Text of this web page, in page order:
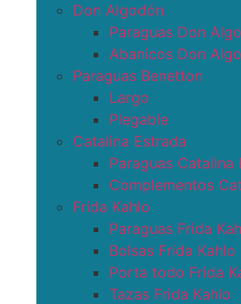
Don Algodón
Paraguas Don
Abanicos Don
Paraguas Benetton
Largo
Plegable
Catalina Estrada
Paraguas Catalina
Complementos
Frida Kahlo
Paraguas Frida
Bolsas Frida Kahlo
Porta todo Frida
Tazas Frida Kahlo